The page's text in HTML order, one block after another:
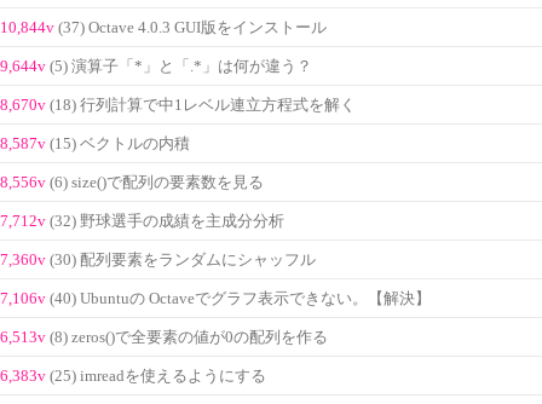
10,844v (37) Octave 4.0.3 GUI版をインストール
9,644v (5) 演算子「*」と「.*」は何が違う？
8,670v (18) 行列計算で中1レベル連立方程式を解く
8,587v (15) ベクトルの内積
8,556v (6) size()で配列の要素数を見る
7,712v (32) 野球選手の成績を主成分分析
7,360v (30) 配列要素をランダムにシャッフル
7,106v (40) Ubuntuの Octaveでグラフ表示できない。【解決】
6,513v (8) zeros()で全要素の値が0の配列を作る
6,383v (25) imreadを使えるようにする